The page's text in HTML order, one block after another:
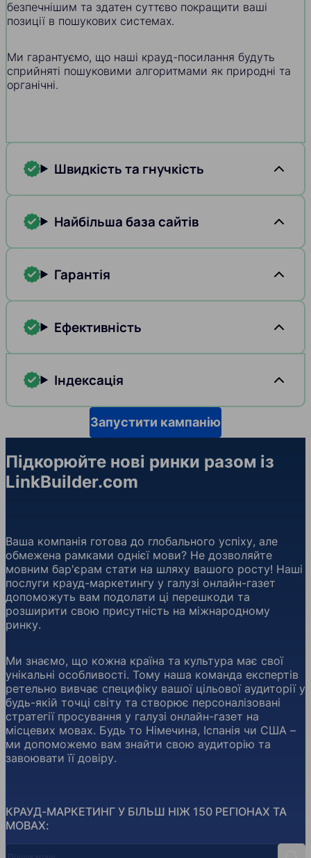
безпечнішим та здатен суттєво покращити ваші
позиції в пошукових системах.
Ми гарантуємо, що наші крауд-посилання будуть
сприйняті пошуковими алгоритмами як природні та
органічні.
Швидкість та гнучкість
Найбільша база сайтів
Гарантія
Ефективність
Індексація
Запустити кампанію
Підкорюйте нові ринки разом із
LinkBuilder.com
КРАУД-МАРКЕТИНГ У БІЛЬШ НІЖ 150 РЕГІОНАХ ТА
МОВАХ:
Ваша компанія готова до глобального успіху, але
обмежена рамками однієї мови? Не дозволяйте
мовним бар'єрам стати на шляху вашого росту! Наші
послуги крауд-маркетингу у галузі онлайн-газет
допоможуть вам подолати ці перешкоди та
розширити свою присутність на міжнародному
ринку.
Ми знаємо, що кожна країна та культура має свої
унікальні особливості. Тому наша команда експертів
ретельно вивчає специфіку вашої цільової аудиторії у
будь-якій точці світу та створює персоналізовані
стратегії просування у галузі онлайн-газет на
місцевих мовах. Будь то Німечина, Іспанія чи США –
ми допоможемо вам знайти свою аудиторію та
завоювати її довіру.